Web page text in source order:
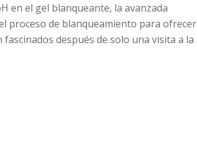
en el gel blanqueante, la avanzada
proceso de blanqueamiento para ofrecer
después de solo una visita a la